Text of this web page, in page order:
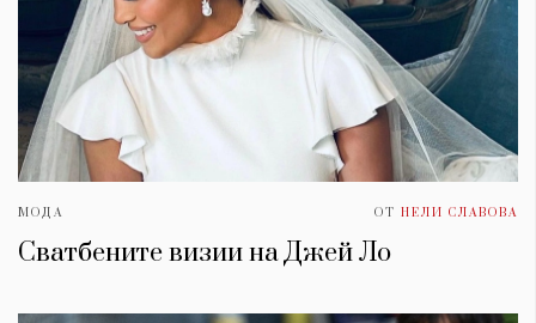
МОДА ОТ НЕЛИ СЛАВОВА
Сватбените визии на Джей Ло